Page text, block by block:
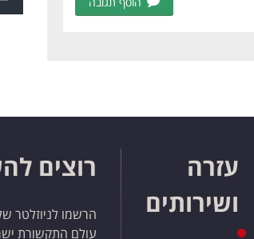
עזרה
ושירותים
רוצים
הרשמו לניוזלטר
עולם התקשורת